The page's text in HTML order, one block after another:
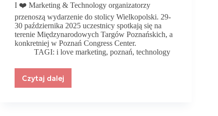
I ❤️ Marketing & Technology organizatorzy
przenoszą wydarzenie do stolicy Wielkopolski. 29-
30 października 2025 uczestnicy spotkają się na
terenie Międzynarodowych Targów Poznańskich, a
konkretniej w Poznań Congress Center.
TAGI: i love marketing,poznań,technology
Czytaj dalej
I